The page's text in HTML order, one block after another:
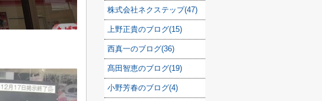
株式会社ネクステップ(47)
上野正貴のブログ(15)
西真一のブログ(36)
髙田智恵のブログ(19)
小野芳春のブログ(4)